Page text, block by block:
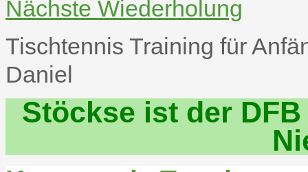
Nächste Wiederholung
Tischtennis Training für
Daniel
Stöckse ist der